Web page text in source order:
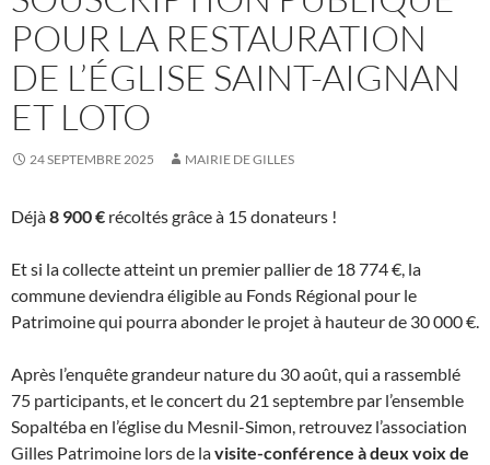
POUR LA RESTAURATION
DE L’ÉGLISE SAINT-AIGNAN
ET LOTO
24 SEPTEMBRE 2025 MAIRIE DE GILLES
Déjà8 900 € récoltés grâce à 15 donateurs !
Et si la collecte atteint un premier pallier de 18 774 €, la
commune deviendra éligible au Fonds Régional pour le
Patrimoine qui pourra abonder le projet à hauteur de 30 000 €.
Après l’enquête grandeur nature du 30 août, qui a rassemblé
75 participants, et le concert du 21 septembre par l’ensemble
Sopaltéba en l’église du Mesnil-Simon, retrouvez l’association
Gilles Patrimoine lors de lavisite-conférence à deux voix de